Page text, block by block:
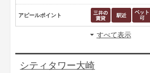
アピールポイント
すべて表示
シティタワー大崎